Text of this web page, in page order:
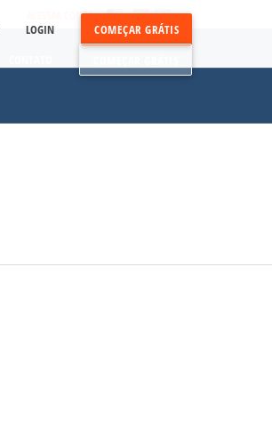
ACESSAR CONTA
LOGIN COMEÇAR GRÁTIS